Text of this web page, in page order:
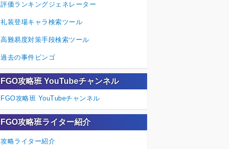
評価ランキングジェネレーター
礼装登場キャラ検索ツール
高難易度対策手段検索ツール
過去の事件ビンゴ
FGO攻略班 YouTubeチャンネル
FGO攻略班 YouTubeチャンネル
FGO攻略班ライター紹介
攻略ライター紹介